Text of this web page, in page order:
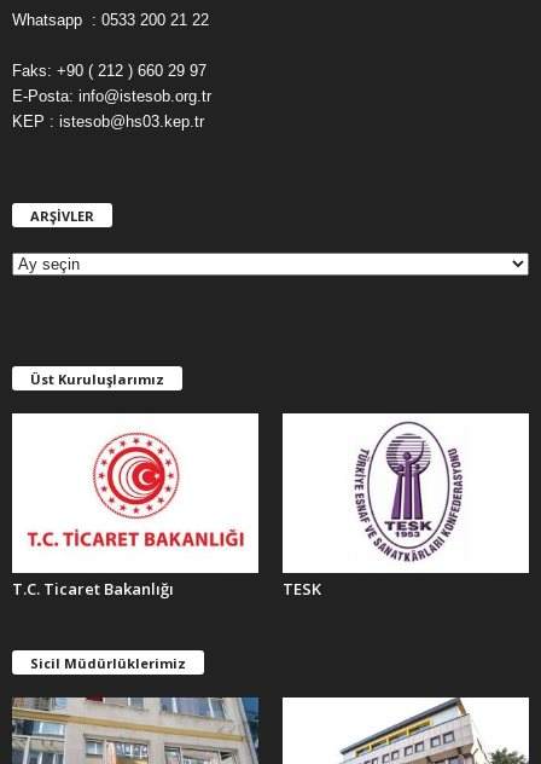
Whatsapp : 0533 200 21 22
Faks: +90 ( 212 ) 660 29 97
E-Posta: info@istesob.org.tr
KEP : istesob@hs03.kep.tr
ARŞİVLER
E
R
Üst Kuruluşlarımız
T.C. Ticaret Bakanlığı TESK
Sicil Müdürlüklerimiz